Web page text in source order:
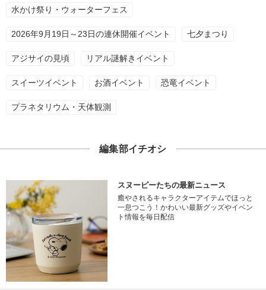
水かけ祭り・ウォーターフェス
2026年9月19日～23日の連休開催イベント 七夕まつり
アジサイの見頃 リアル謎解きイベント
スイーツイベント お酒イベント 恐竜イベント
プラネタリウム・天体観測
編集部イチオシ
スヌーピーたちの最新ニュース
癒やされるキャラクターアイテムでほっと
一息つこう！かわいい最新グッズやイベン
ト情報を毎日配信